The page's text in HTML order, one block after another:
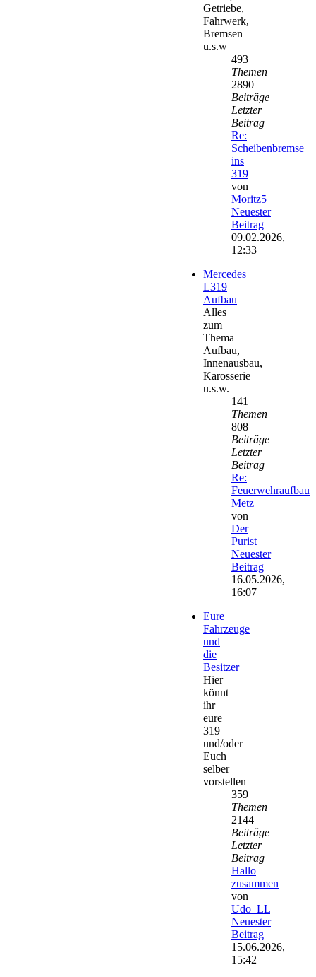
Getriebe,
Fahrwerk,
Bremsen
u.s.w
493
Themen
2890
Beiträge
Letzter
Beitrag
Re:
Scheibenbremse
ins
319
von
Moritz5
Neuester
Beitrag
09.02.2026,
12:33
Mercedes
L319
Aufbau
Alles
zum
Thema
Aufbau,
Innenausbau,
Karosserie
u.s.w.
141
Themen
808
Beiträge
Letzter
Beitrag
Re:
Feuerwehraufbau
Metz
von
Der
Purist
Neuester
Beitrag
16.05.2026,
16:07
Eure
Fahrzeuge
und
die
Besitzer
Hier
könnt
ihr
eure
319
und/oder
Euch
selber
vorstellen
359
Themen
2144
Beiträge
Letzter
Beitrag
Hallo
zusammen
von
Udo_LL
Neuester
Beitrag
15.06.2026,
15:42